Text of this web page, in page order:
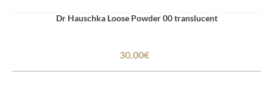
Dr Hauschka Loose Powder 00 translucent
30.00€